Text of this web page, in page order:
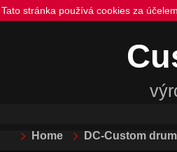
Tato stránka používá cookies za
Home DC-Custom